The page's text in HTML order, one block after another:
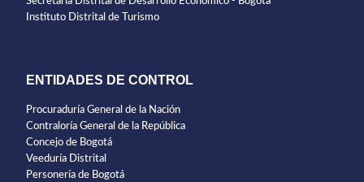
Instituto Distrital de Turismo
ENTIDADES DE CONTROL
Procuraduría General de la Nación
Contraloría General de la República
Concejo de Bogotá
Veeduría Distrital
Personería de Bogotá